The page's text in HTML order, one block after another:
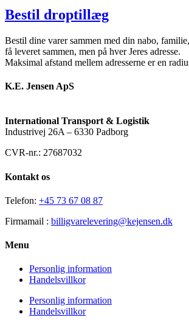
Bestil droptillæg
Bestil dine varer sammen med din nabo,
få leveret sammen, men på hver Jeres adresse.
Maksimal afstand mellem adresserne er en
K.E. Jensen ApS
International Transport & Logistik
Industrivej 26A – 6330 Padborg
CVR-nr.: 27687032
Kontakt os
Telefon: +45 73 67 08 87
Firmamail : billigvarelevering@kejensen.dk
Menu
Personlig information
Handelsvillkor
Personlig information
Handelsvillkor